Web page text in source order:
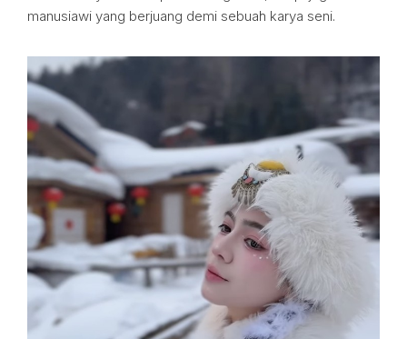
manusiawi yang berjuang demi sebuah karya seni.